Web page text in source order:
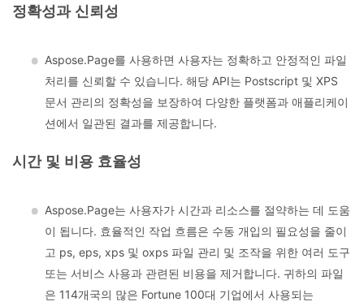
정확성과 신뢰성
Aspose.Page를 사용하면 사용자는 정확하고 안정적인 파일
처리를 신뢰할 수 있습니다. 해당 API는 Postscript 및 XPS
문서 관리의 정확성을 보장하여 다양한 플랫폼과 애플리케이
션에서 일관된 결과를 제공합니다.
시간 및 비용 효율성
Aspose.Page는 사용자가 시간과 리소스를 절약하는 데 도움
이 됩니다. 효율적인 작업 흐름은 수동 개입의 필요성을 줄이
고 ps, eps, xps 및 oxps 파일 관리 및 조작을 위한 여러 도구
또는 서비스 사용과 관련된 비용을 제거합니다. 귀하의 파일
은 114개국의 많은 Fortune 100대 기업에서 사용되는